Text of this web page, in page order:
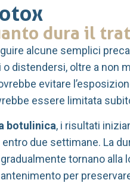
dura il
alcune semplici
distendersi, oltre a non
evitare
essere limitata
botulinica, i risultati
due settimane. La
tornano
per